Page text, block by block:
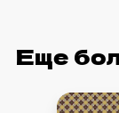
Еще